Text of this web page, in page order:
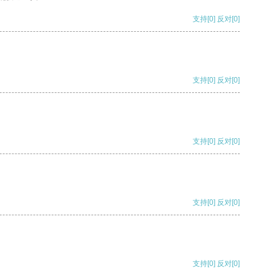
支持[0] 反对[0]
支持[0] 反对[0]
支持[0] 反对[0]
支持[0] 反对[0]
支持[0] 反对[0]